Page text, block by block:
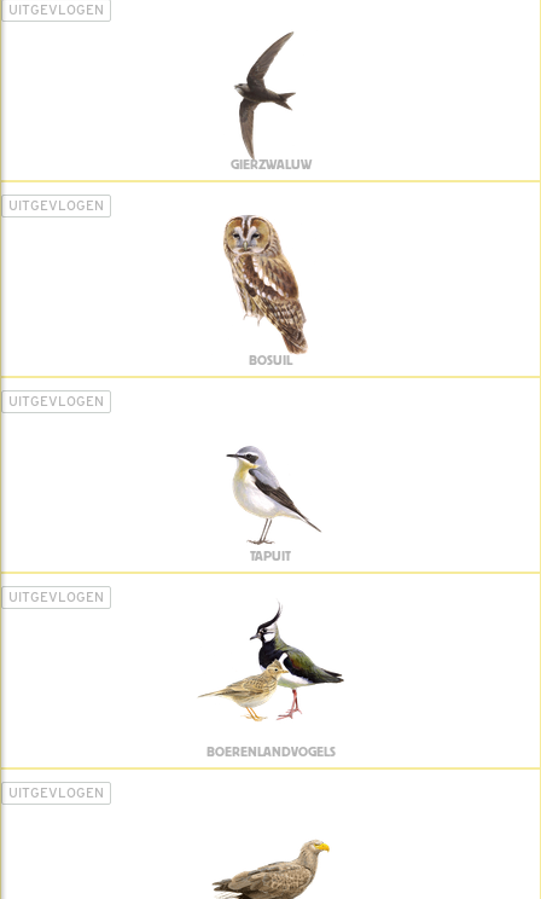
UITGEVLOGEN
GIERZWALUW
UITGEVLOGEN
BOSUIL
UITGEVLOGEN
TAPUIT
UITGEVLOGEN
BOERENLANDVOGELS
UITGEVLOGEN